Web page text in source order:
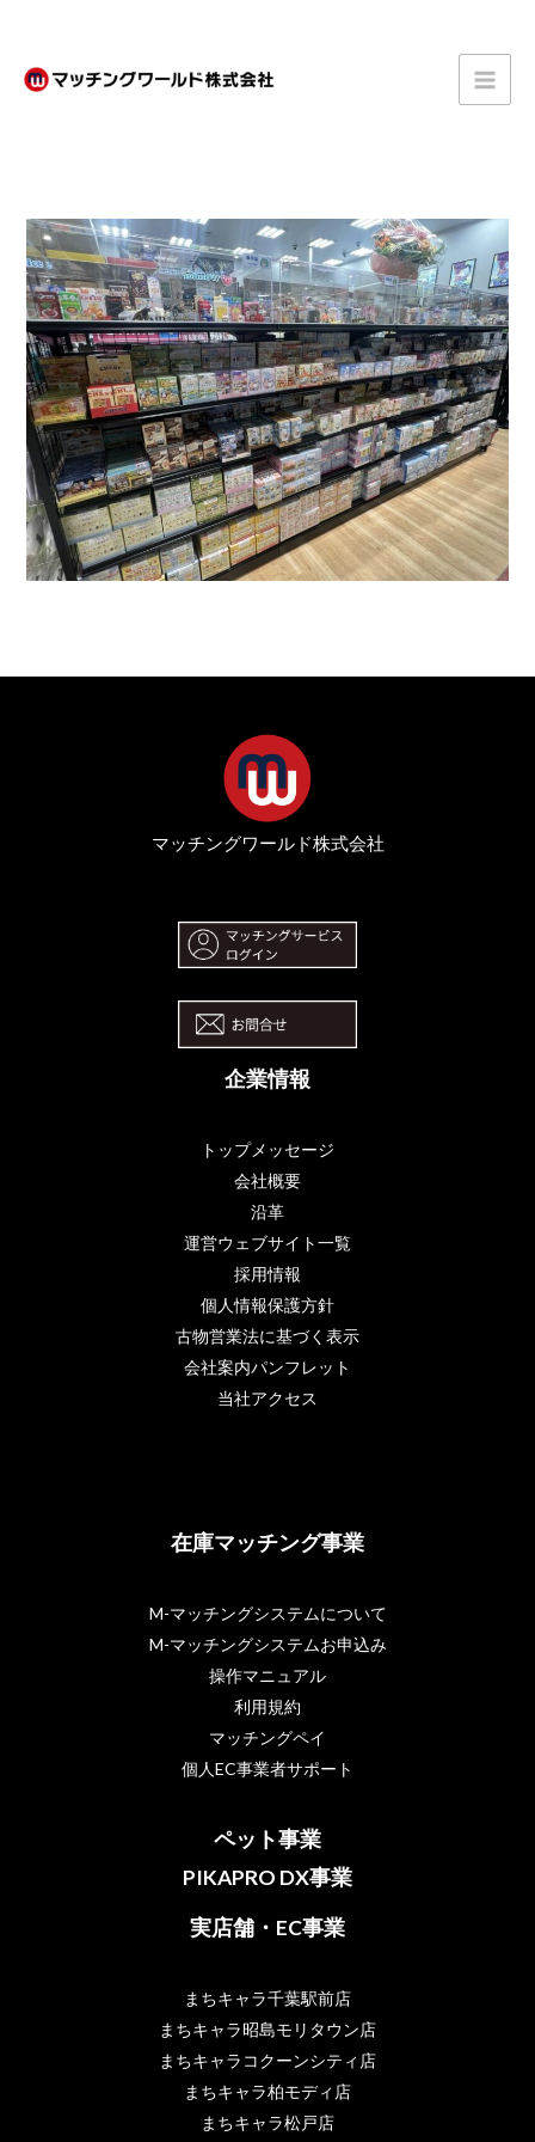
マッチングワールド株式会社
企業情報
トップメッセージ
会社概要
沿革
運営ウェブサイト一覧
採用情報
個人情報保護方針
古物営業法に基づく表示
会社案内パンフレット
当社アクセス
在庫マッチング事業
M-マッチングシステムについて
M-マッチングシステムお申込み
操作マニュアル
利用規約
マッチングペイ
個人EC事業者サポート
ペット事業
PIKAPRO DX事業
実店舗・EC事業
まちキャラ千葉駅前店
まちキャラ昭島モリタウン店
まちキャラコクーンシティ店
まちキャラ柏モディ店
まちキャラ松戸店